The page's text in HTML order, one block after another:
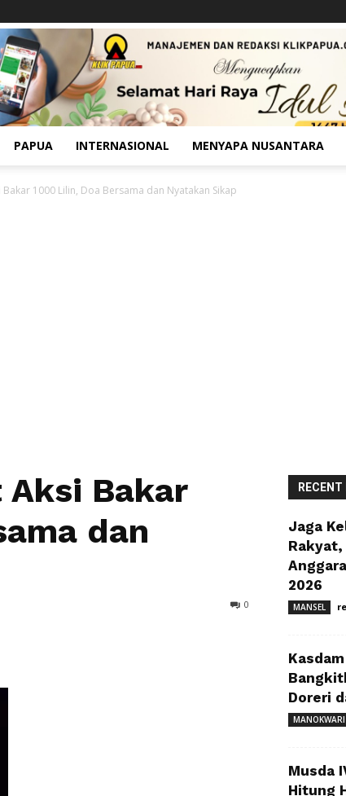
PAPUA INTERNASIONAL MENYAPA NUSANTARA
Bakar 1000 Lilin, Doa Bersama dan Nyatakan Sikap
Aksi Bakar
dan
0
Jaga
2026
MANSEL
Doreri
MANOKWARI
Musda
Hitung